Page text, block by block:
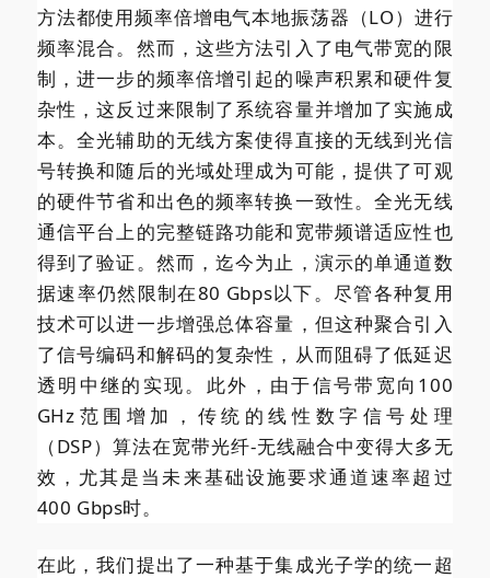
方法都使用频率倍增电气本地振荡器（LO）进行
频率混合。然而，这些方法引入了电气带宽的限
制，进一步的频率倍增引起的噪声积累和硬件复
杂性，这反过来限制了系统容量并增加了实施成
本。全光辅助的无线方案使得直接的无线到光信
号转换和随后的光域处理成为可能，提供了可观
的硬件节省和出色的频率转换一致性。全光无线
通信平台上的完整链路功能和宽带频谱适应性也
得到了验证。然而，迄今为止，演示的单通道数
据速率仍然限制在80 Gbps以下。尽管各种复用
技术可以进一步增强总体容量，但这种聚合引入
了信号编码和解码的复杂性，从而阻碍了低延迟
透明中继的实现。此外，由于信号带宽向100
GHz范围增加，传统的线性数字信号处理
（DSP）算法在宽带光纤-无线融合中变得大多无
效，尤其是当未来基础设施要求通道速率超过
400 Gbps时。
在此，我们提出了一种基于集成光子学的统一超